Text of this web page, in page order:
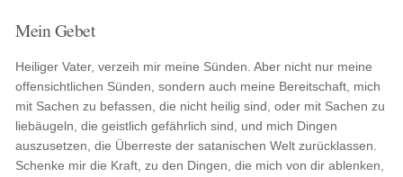
Mein Gebet
Heiliger Vater, verzeih mir meine Sünden. Aber nicht nur meine
offensichtlichen Sünden, sondern auch meine Bereitschaft, mich
mit Sachen zu befassen, die nicht heilig sind, oder mit Sachen zu
liebäugeln, die geistlich gefährlich sind, und mich Dingen
auszusetzen, die Überreste der satanischen Welt zurücklassen.
Schenke mir die Kraft, zu den Dingen, die mich von dir ablenken,